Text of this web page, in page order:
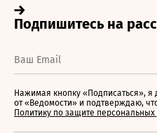
Нажимая кнопку «Подписаться», я
от «Ведомости» и подтверждаю,
Политику по защите